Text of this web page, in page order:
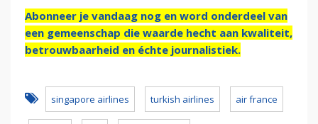
Abonneer je vandaag nog en word onderdeel van
een gemeenschap die waarde hecht aan kwaliteit,
betrouwbaarheid en échte journalistiek.
singapore airlines turkish airlines air france